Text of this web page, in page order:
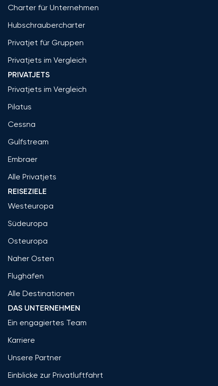
Charter für Unternehmen
Hubschraubercharter
Privatjet für Gruppen
Privatjets im Vergleich
PRIVATJETS
Privatjets im Vergleich
Pilatus
Cessna
Gulfstream
Embraer
Alle Privatjets
REISEZIELE
Westeuropa
Südeuropa
Osteuropa
Naher Osten
Flughäfen
Alle Destinationen
DAS UNTERNEHMEN
Ein engagiertes Team
Karriere
Unsere Partner
Einblicke zur Privatluftfahrt